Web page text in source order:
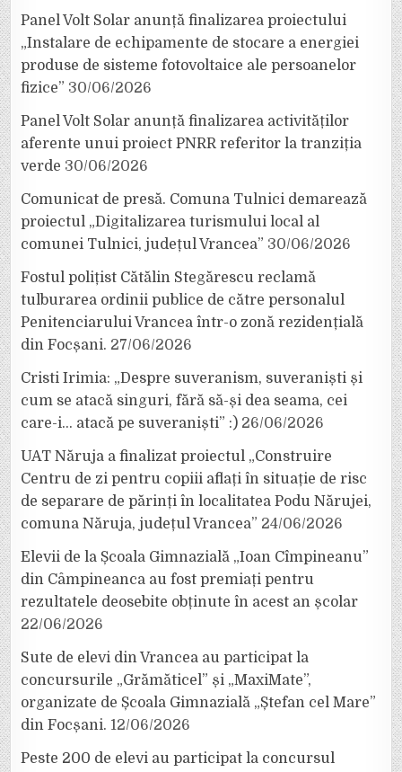
Panel Volt Solar anunță finalizarea proiectului
„Instalare de echipamente de stocare a energiei
produse de sisteme fotovoltaice ale persoanelor
fizice” 30/06/2026
Panel Volt Solar anunță finalizarea activităților
aferente unui proiect PNRR referitor la tranziția
verde 30/06/2026
Comunicat de presă. Comuna Tulnici demarează
proiectul „Digitalizarea turismului local al
comunei Tulnici, județul Vrancea” 30/06/2026
Fostul polițist Cătălin Stegărescu reclamă
tulburarea ordinii publice de către personalul
Penitenciarului Vrancea într-o zonă rezidențială
din Focșani. 27/06/2026
Cristi Irimia: „Despre suveranism, suveraniști și
cum se atacă singuri, fără să-și dea seama, cei
care-i… atacă pe suveraniști” :) 26/06/2026
UAT Năruja a finalizat proiectul „Construire
Centru de zi pentru copiii aflați în situație de risc
de separare de părinți în localitatea Podu Nărujei,
comuna Năruja, județul Vrancea” 24/06/2026
Elevii de la Școala Gimnazială „Ioan Cîmpineanu”
din Câmpineanca au fost premiați pentru
rezultatele deosebite obținute în acest an școlar
22/06/2026
Sute de elevi din Vrancea au participat la
concursurile „Grămăticel” și „MaxiMate”,
organizate de Școala Gimnazială „Ștefan cel Mare”
din Focșani. 12/06/2026
Peste 200 de elevi au participat la concursul